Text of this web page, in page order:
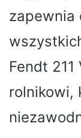
zapewnia
Fendt
rolnikowi,